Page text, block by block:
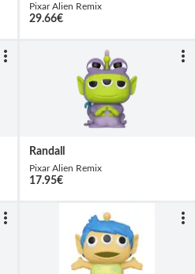
Pixar Alien Remix
29.66€
Randall
Pixar Alien Remix
17.95€